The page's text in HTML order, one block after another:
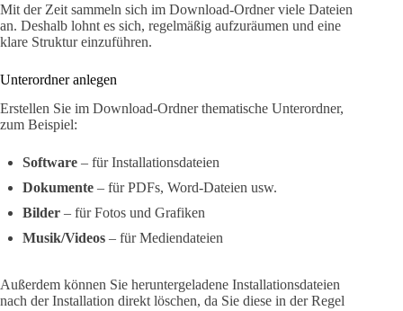
Mit der Zeit sammeln sich im Download-Ordner viele Dateien
an. Deshalb lohnt es sich, regelmäßig aufzuräumen und eine
klare Struktur einzuführen.
Unterordner anlegen
Erstellen Sie im Download-Ordner thematische Unterordner,
zum Beispiel:
Software – für Installationsdateien
Dokumente – für PDFs, Word-Dateien usw.
Bilder – für Fotos und Grafiken
Musik/Videos – für Mediendateien
Außerdem können Sie heruntergeladene Installationsdateien
nach der Installation direkt löschen, da Sie diese in der Regel